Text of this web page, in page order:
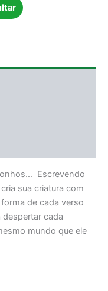
Escrevendo
sua criatura com
de cada verso
cada
mundo que ele